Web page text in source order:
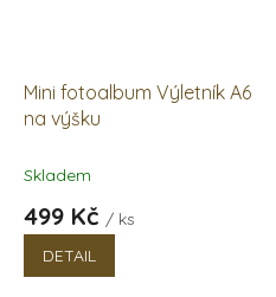
Mini fotoalbum Výletník A6
na výšku
Skladem
499 Kč / ks
DETAIL